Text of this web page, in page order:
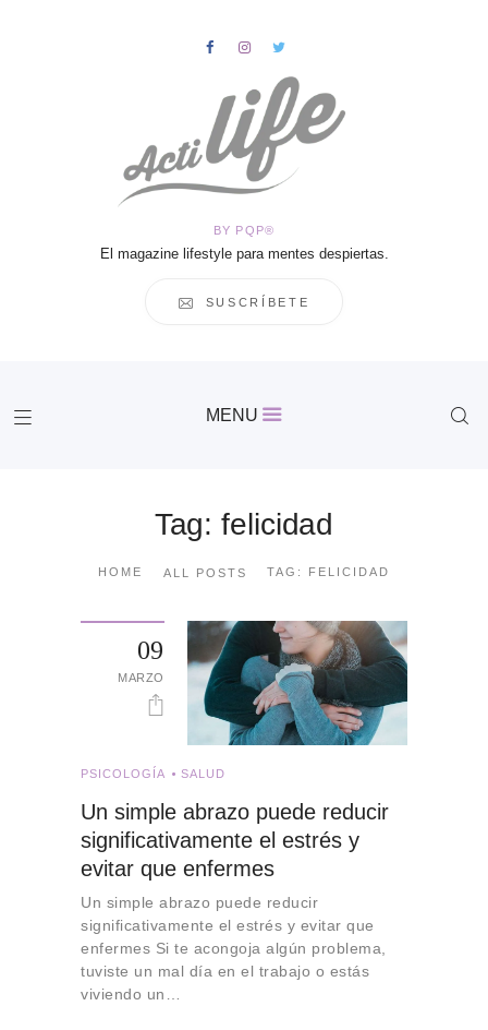
BY PQP®
El magazine lifestyle para mentes despiertas.
SUSCRÍBETE
MENU
Tag: felicidad
HOME ALL POSTS TAG: FELICIDAD
HOME
Salud
09
MARZO
PSICOLOGÍA SALUD
Un simple abrazo puede reducir
significativamente el estrés y
evitar que enfermes
Un simple abrazo puede reducir
significativamente el estrés y evitar que
enfermes Si te acongoja algún problema,
tuviste un mal día en el trabajo o estás
viviendo un…